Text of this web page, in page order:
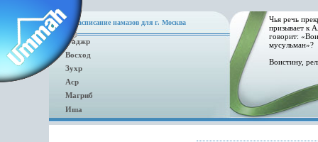
Расписание намазов для г. Москва
Фаджр
Восход
Зухр
Аср
Магриб
Иша
Чья речь
призывает к
говорит:
мусульман»?
Воистину,